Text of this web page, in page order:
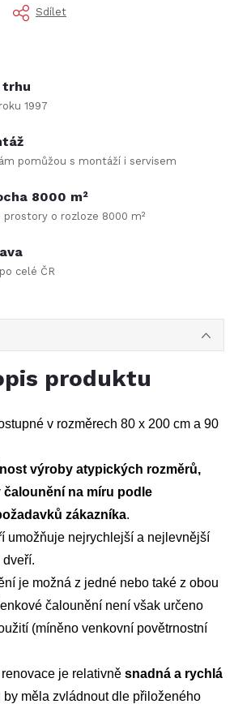
Sdílet
trhu
1997
pomůžou s montáží i servisem
8000 m²
prostory o rozloze 8000 m²
celé ČR
produktu
v rozměrech 80 x 200 cm a 90
výroby atypických rozměrů,
čalounění na míru podle
zákazníka.
umožňuje nejrychlejší a nejlevnější
dveří.
je možná z jedné nebo také z obou
čalounění není však určeno
(míněno venkovní povětrnostní
je relativně snadná a rychlá
by měla zvládnout dle přiloženého